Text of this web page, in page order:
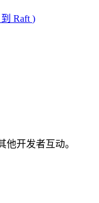
Raft )
开发者互动。